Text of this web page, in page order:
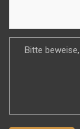
Bitte